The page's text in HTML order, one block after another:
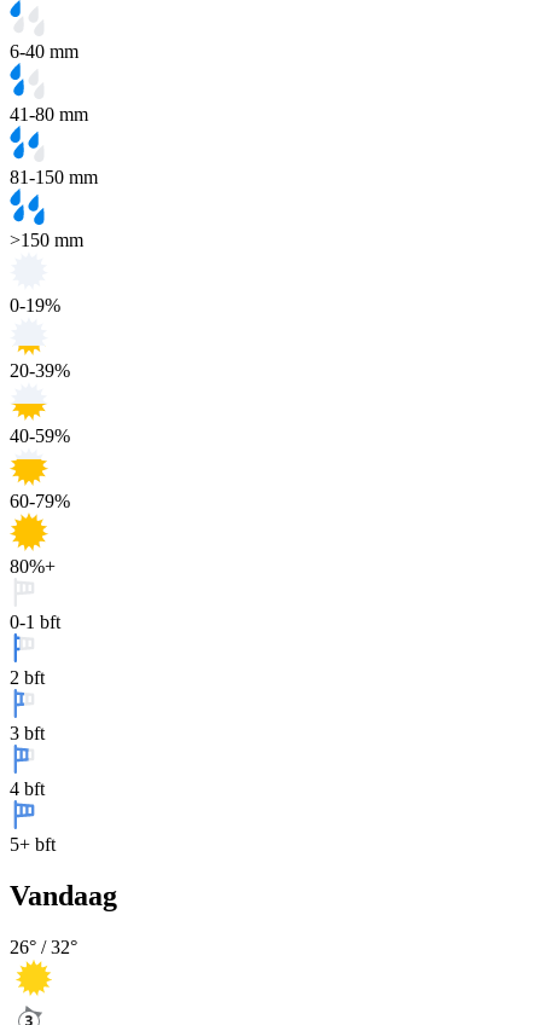
6-40 mm
41-80 mm
81-150 mm
>150 mm
0-19%
20-39%
40-59%
60-79%
80%+
0-1 bft
2 bft
3 bft
4 bft
5+ bft
Vandaag
26° /32°